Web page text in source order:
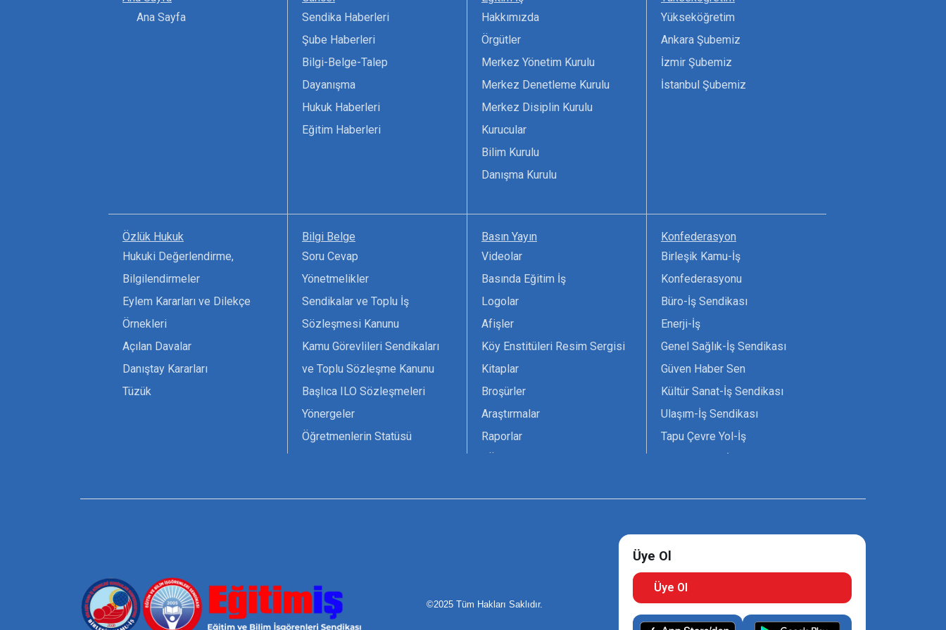
Ana Sayfa
Sendika Haberleri
Şube Haberleri
Bilgi-Belge-Talep
Dayanışma
Hukuk Haberleri
Eğitim Haberleri
Hakkımızda
Örgütler
Merkez Yönetim Kurulu
Merkez Denetleme Kurulu
Merkez Disiplin Kurulu
Kurucular
Bilim Kurulu
Danışma Kurulu
Yükseköğretim
Ankara Şubemiz
İzmir Şubemiz
İstanbul Şubemiz
Özlük Hukuk
Hukuki Değerlendirme,
Bilgilendirmeler
Eylem Kararları ve Dilekçe
Örnekleri
Açılan Davalar
Danıştay Kararları
Tüzük
Bilgi Belge
Soru Cevap
Yönetmelikler
Sendikalar ve Toplu İş
Sözleşmesi Kanunu
Kamu Görevlileri Sendikaları
ve Toplu Sözleşme Kanunu
Başlıca ILO Sözleşmeleri
Yönergeler
Öğretmenlerin Statüsü
Seçim Formları
Basın Yayın
Videolar
Basında Eğitim İş
Logolar
Afişler
Köy Enstitüleri Resim Sergisi
Kitaplar
Broşürler
Araştırmalar
Raporlar
Pankartlar
Konfederasyon
Birleşik Kamu-İş
Konfederasyonu
Büro-İş Sendikası
Enerji-İş
Genel Sağlık-İş Sendikası
Güven Haber Sen
Kültür Sanat-İş Sendikası
Ulaşım-İş Sendikası
Tapu Çevre Yol-İş
Uzman Diyanet - Sen
©2025 Tüm Hakları Saklıdır.
Üye Ol
Üye Ol